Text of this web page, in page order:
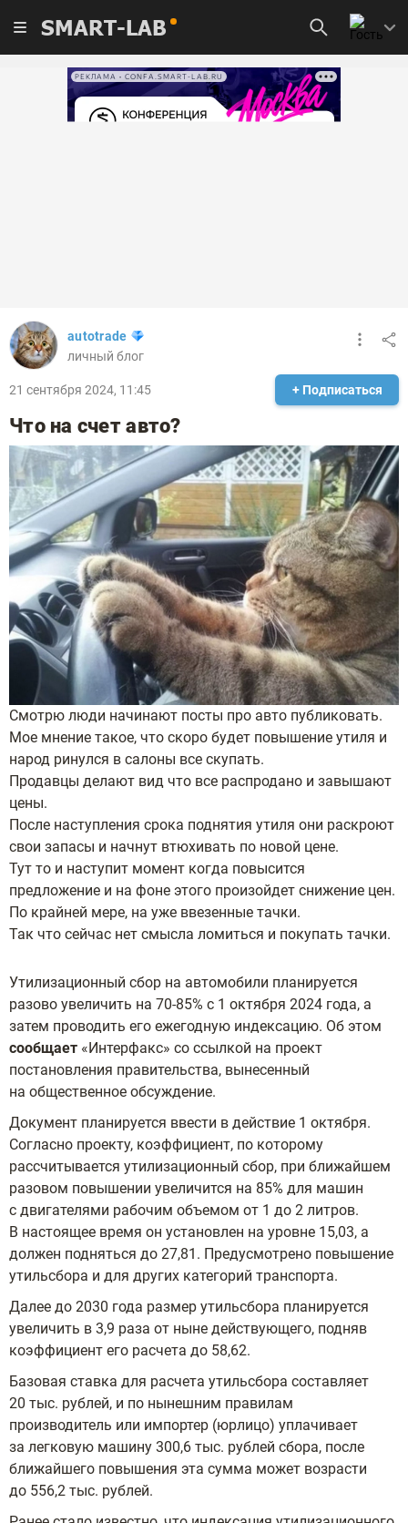
SMART-LAB
РЕКЛАМА • CONFA.SMART-LAB.RU
autotrade
личный блог
21 сентября 2024, 11:45 + Подписаться
Что на счет авто?
Смотрю люди начинают посты про авто публиковать.
Мое мнение такое, что скоро будет повышение утиля и
народ ринулся в салоны все скупать.
Продавцы делают вид что все распродано и завышают
цены.
После наступления срока поднятия утиля они раскроют
свои запасы и начнут втюхивать по новой цене.
Тут то и наступит момент когда повысится
предложение и на фоне этого произойдет снижение цен.
По крайней мере, на уже ввезенные тачки.
Так что сейчас нет смысла ломиться и покупать тачки.
Утилизационный сбор на автомобили планируется
разово увеличить на 70-85% с 1 октября 2024 года, а
затем проводить его ежегодную индексацию. Об этом
сообщает «Интерфакс» со ссылкой на проект
постановления правительства, вынесенный
на общественное обсуждение.
Документ планируется ввести в действие 1 октября.
Согласно проекту, коэффициент, по которому
рассчитывается утилизационный сбор, при ближайшем
разовом повышении увеличится на 85% для машин
с двигателями рабочим объемом от 1 до 2 литров.
В настоящее время он установлен на уровне 15,03, а
должен подняться до 27,81. Предусмотрено повышение
утильсбора и для других категорий транспорта.
Далее до 2030 года размер утильсбора планируется
увеличить в 3,9 раза от ныне действующего, подняв
коэффициент его расчета до 58,62.
Базовая ставка для расчета утильсбора составляет
20 тыс. рублей, и по нынешним правилам
производитель или импортер (юрлицо) уплачивает
за легковую машину 300,6 тыс. рублей сбора, после
ближайшего повышения эта сумма может возрасти
до 556,2 тыс. рублей.